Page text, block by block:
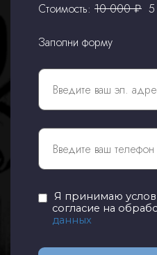
Стоимость: 10 000 ₽
Заполни форму
Я принимаю
согласие на
данных